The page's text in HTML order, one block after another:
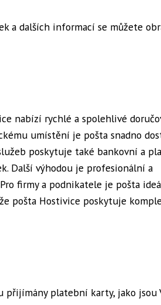
a dalších informací se můžete
nabízí rychlé a spolehlivé
umístění je pošta snadno
poskytuje také bankovní a
Další výhodou je profesionální a
firmy a podnikatele je pošta
pošta Hostivice poskytuje
platební karty, jako jsou